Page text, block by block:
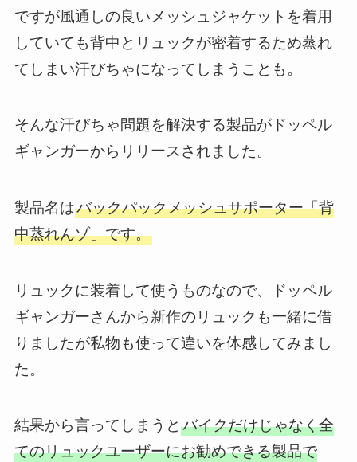
ですが風通しの良いメッシュジャケットを着用
していても背中とリュックが密着するため蒸れ
てしまい汗びちゃになってしまうことも。
そんな汗びちゃ問題を解決する製品がドッペル
ギャンガーからリリースされました。
製品名はバックパックメッシュサポーター「背
中蒸れんゾ」です。
リュックに装着して使うものなので、ドッペル
ギャンガーさんから新作のリュックも一緒に借
りましたが私物も使って違いを体感してみまし
た。
結果から言ってしまうと バイクだけじゃなく全
てのリュックユーザーにお勧めできる製品で